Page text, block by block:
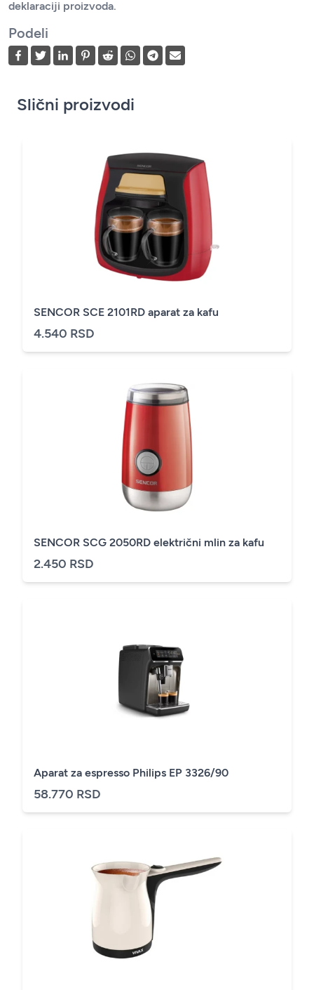
deklaraciji proizvoda.
Podeli
Slični proizvodi
SENCOR SCE 2101RD aparat za kafu
4.540 RSD
SENCOR SCG 2050RD električni mlin za kafu
2.450 RSD
Aparat za espresso Philips EP 3326/90
58.770 RSD